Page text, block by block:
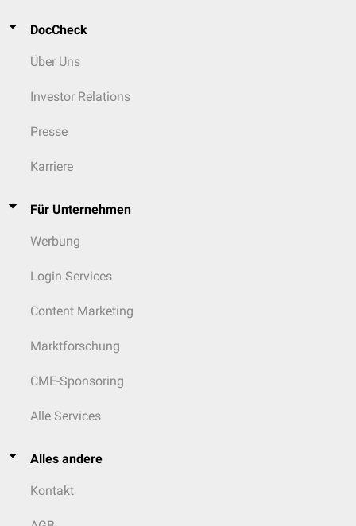
DocCheck
Über Uns
Investor Relations
Presse
Karriere
Für Unternehmen
Werbung
Login Services
Content Marketing
Marktforschung
CME-Sponsoring
Alle Services
Alles andere
Kontakt